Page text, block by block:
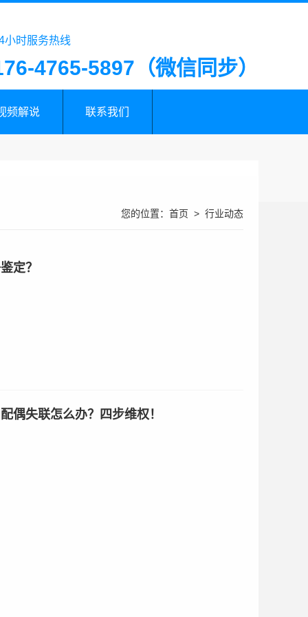
小时服务热线
4765-5897（微信同步）
频解说 联系我们
您的位置： 首页 > 行业动态
定？
偶失联怎么办？四步维权！